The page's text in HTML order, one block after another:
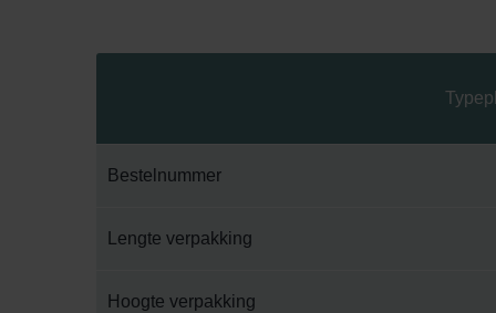
Bestelnummer
Lengte verpakking
Hoogte verpakking